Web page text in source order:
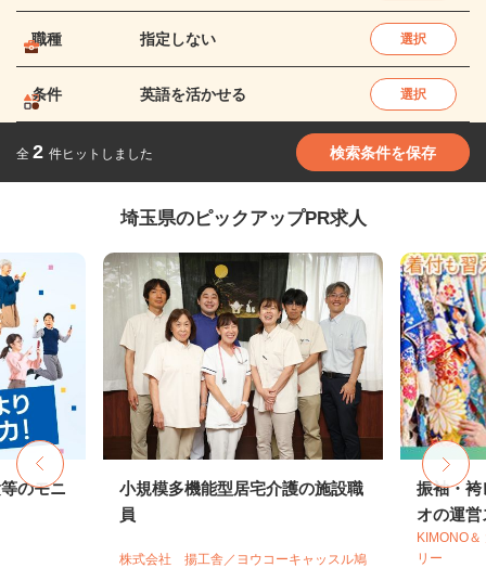
職種 指定しない 選択
条件 英語を活かせる 選択
全 2 件ヒットしました 検索条件を保存
埼玉県のピックアップPR求人
のモニ
小規模多機能型居宅介護の施設職
員
株式会社 揚工舎／ヨウコーキャッスル鳩
振袖・袴
オの運営
KIMONO
リー